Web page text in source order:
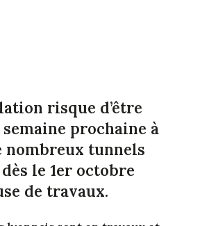
risque d’être
semaine prochaine à
nombreux tunnels
le 1er octobre
de travaux.